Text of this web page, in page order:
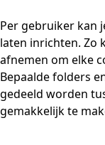
Per gebruiker kan
laten inrichten. Zo
afnemen om elke
Bepaalde folders
gedeeld worden
gemakkelijk te